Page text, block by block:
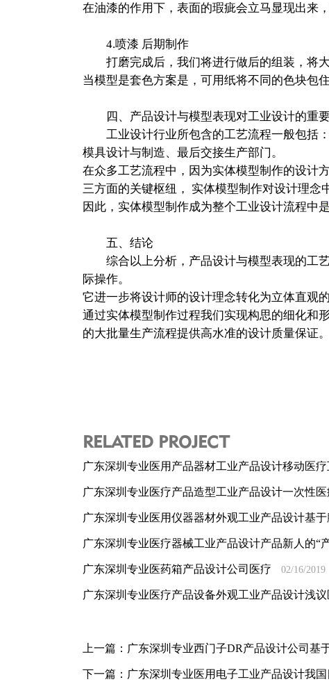
在油漆的作用下，表面的瑕疵会立马显现出来
4.喷漆 后期制作
打磨完成后，我们将进行做后的组装，将大
当模型是套色方案是，可用纸将不同的色块包
四、产品设计与模型表现对工业设计的重
工业设计行业所包含的工艺流程一般包括：
模具设计与制造、最后交接生产部门。
在众多工艺流程中，因为实体模型制作的设计
三方面的关键枢纽， 实体模型制作对设计理念
因此，实体模型制作成为整个工业设计流程中是
五、结论
综合以上分析，产品设计与模型表现的工
际操作。
它进一步将设计师的设计理念转化为立体直观
通过实体模型制作过程我们实现构思的细化和
的大批量生产流程提供高水准的设计质量保证。
RELATED PROJECT
广东深圳专业医用产品器材工业产品设计移动医
广东深圳专业医疗产品造型工业产品设计一次性
广东深圳专业医用仪器器材外观工业产品设计基
广东深圳专业医疗器械工业产品设计产品新人的“
广东深圳专业医药箱产品设计公司医疗 02/16/2019
广东深圳专业医疗产品设备外观工业产品设计浅
上一篇： 广东深圳专业西门子DR产品设计公司基
下一篇： 广东深圳专业医用电子工业产品设计我